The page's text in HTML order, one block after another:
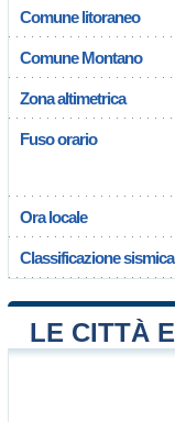
Comune litoraneo
Comune Montano
Zona altimetrica
Fuso orario
Ora locale
Classificazione sismica
LE CITTÀ